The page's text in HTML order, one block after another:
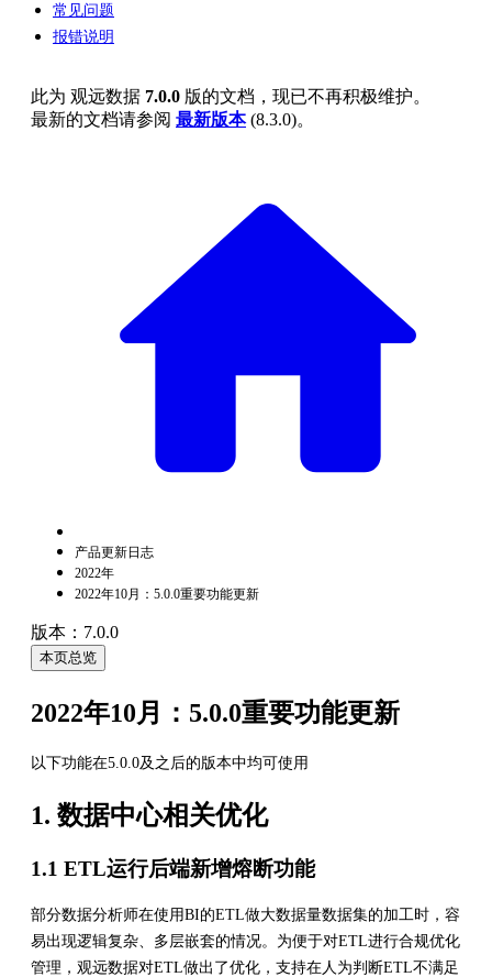
常见问题
报错说明
此为 观远数据 7.0.0 版的文档，现已不再积极维护。
最新的文档请参阅 最新版本(8.3.0)。
产品更新日志
2022年
2022年10月：5.0.0重要功能更新
版本：7.0.0
本页总览
2022年10月：5.0.0重要功能更新
以下功能在5.0.0及之后的版本中均可使用
1. 数据中心相关优化
1.1 ETL运行后端新增熔断功能
部分数据分析师在使用BI的ETL做大数据量数据集的加工时，容
易出现逻辑复杂、多层嵌套的情况。为便于对ETL进行合规优化
管理，观远数据对ETL做出了优化，支持在人为判断ETL不满足